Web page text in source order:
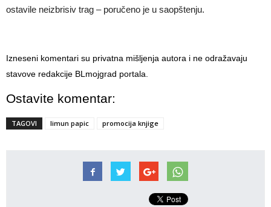
ostavile neizbrisiv trag – poručeno je u saopštenju.
Izneseni komentari su privatna mišljenja autora i ne odražavaju
stavove redakcije BLmojgrad portala.
Ostavite komentar:
TAGOVI limun papic promocija knjige